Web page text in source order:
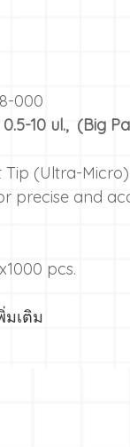
000
10 ul., (Big
Tip (Ultra-
precise and
pcs.
มเติม